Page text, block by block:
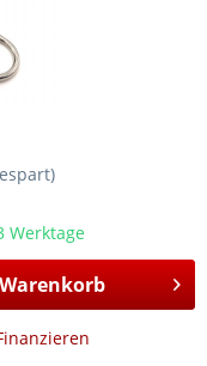
Werktage
Warenkorb